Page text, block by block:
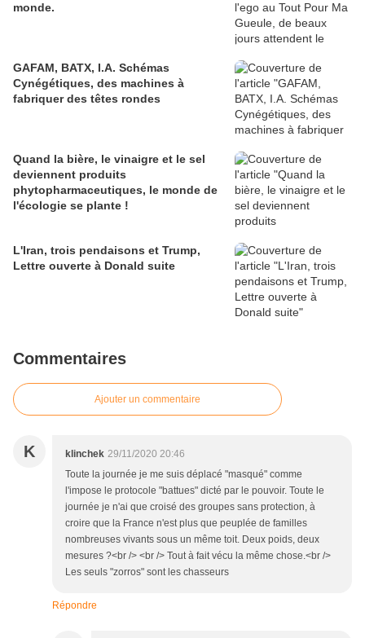
monde.
GAFAM, BATX, I.A. Schémas
Cynégétiques, des machines à
fabriquer des têtes rondes
Quand la bière, le vinaigre et le sel
deviennent produits
phytopharmaceutiques, le monde de
l'écologie se plante !
L'Iran, trois pendaisons et Trump,
Lettre ouverte à Donald suite
Commentaires
Ajouter un commentaire
K klinchek 29/11/2020 20:46
Toute la journée je me suis déplacé "masqué" comme
l'impose le protocole "battues" dicté par le pouvoir. Toute le
journée je n'ai que croisé des groupes sans protection, à
croire que la France n'est plus que peuplée de familles
nombreuses vivants sous un même toit. Deux poids, deux
mesures ?<br /> <br /> Tout à fait vécu la même chose.<br />
Les seuls "zorros" sont les chasseurs
Répondre